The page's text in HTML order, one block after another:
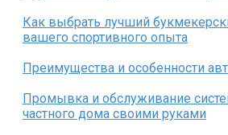
Как выбрать лучший
вашего спортивного опыта
Преимущества и особенности
Промывка и обслуживание
частного дома своими руками